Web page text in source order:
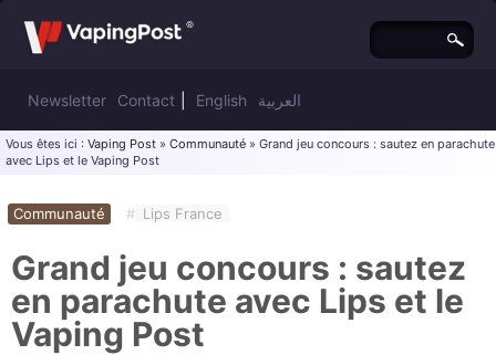
Newsletter Contact English العربية
Vous êtes ici : Vaping Post » Communauté » Grand jeu concours : sautez en parachute
avec Lips et le Vaping Post
Communauté # Lips France
Grand jeu concours : sautez
en parachute avec Lips et le
Vaping Post